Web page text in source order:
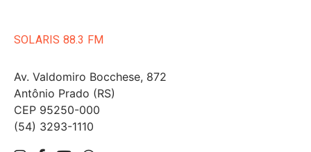
SOLARIS 88.3 FM
Av. Valdomiro Bocchese, 872
Antônio Prado (RS)
CEP 95250-000
(54) 3293-1110